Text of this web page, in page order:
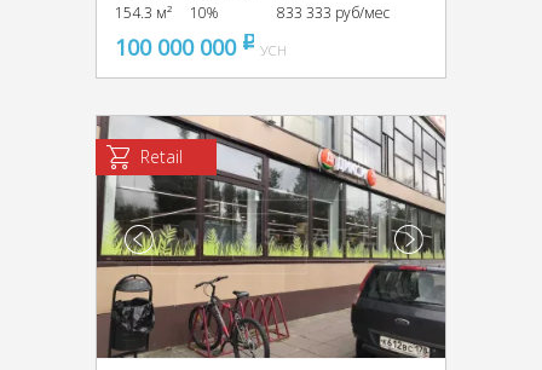
154.3 м² 10% 833 333 руб/мес
100 000 000 pуб
УСН
Retail